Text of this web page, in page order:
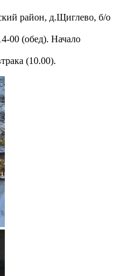
район, д.Щиглево, б/о
00 (обед). Начало
(10.00).